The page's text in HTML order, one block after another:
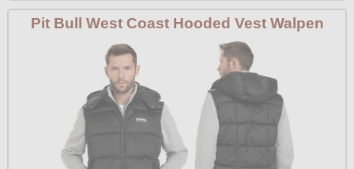
Pit Bull West Coast Hooded Vest Walpen